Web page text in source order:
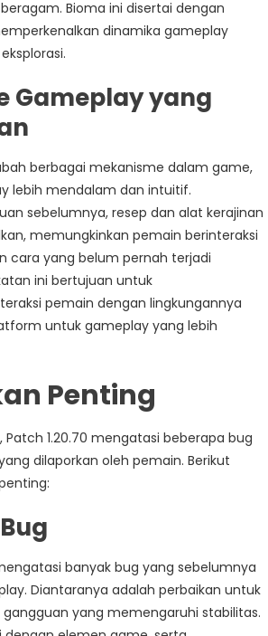
Bioma ini disertai dengan
dinamika gameplay
Gameplay yang
berbagai mekanisme dalam game,
lebih mendalam dan intuitif.
sebelumnya, resep dan alat kerajinan
memungkinkan pemain berinteraksi
cara yang belum pernah terjadi
ini bertujuan untuk
pemain dengan lingkungannya
untuk gameplay yang lebih
Penting
1.20.70 mengatasi beberapa bug
dilaporkan oleh pemain. Berikut
banyak bug yang sebelumnya
Diantaranya adalah perbaikan untuk
gangguan yang memengaruhi stabilitas.